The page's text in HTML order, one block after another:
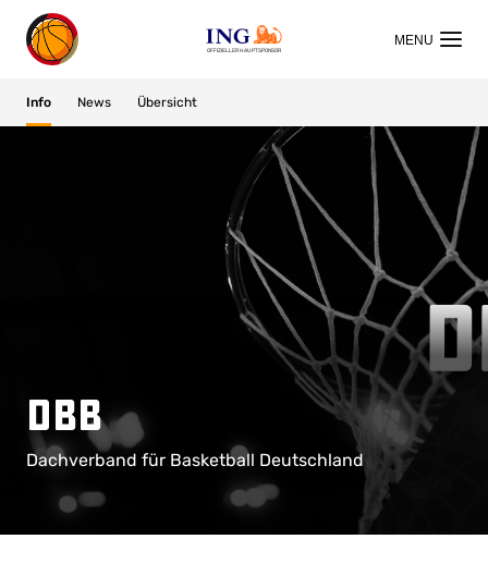
OFFIZIELLER HAUPTSPONSOR
Info News Übersicht
DBB
Dachverband für Basketball Deutschland